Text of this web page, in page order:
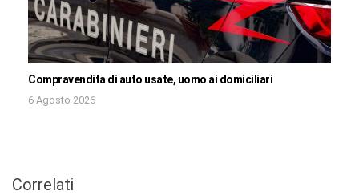
Compravendita di auto usate, uomo ai domiciliari
6 Agosto 2026
Correlati